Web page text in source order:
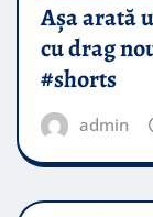
Așa arată
cu drag
#shorts
admin